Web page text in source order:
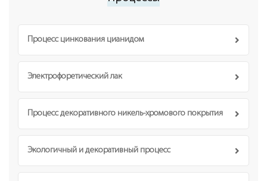
Процесс цинкования цианидом
Электрофоретический лак
Процесс декоративного никель-хромового покрытия
Экологичный и декоративный процесс